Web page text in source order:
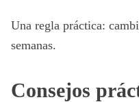
Una regla práctica:
semanas.
Consejos